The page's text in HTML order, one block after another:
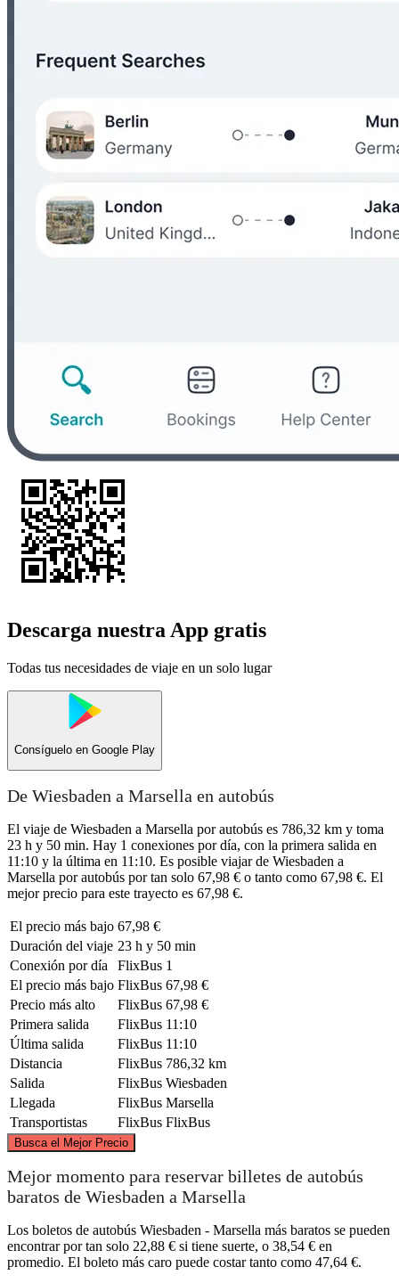
Descarga nuestra App gratis
Todas tus necesidades de viaje en un solo lugar
Consíguelo en Google Play
De Wiesbaden a Marsella en autobús
El viaje de Wiesbaden a Marsella por autobús es 786,32 km y toma
23 h y 50 min. Hay 1 conexiones por día, con la primera salida en
11:10 y la última en 11:10. Es posible viajar de Wiesbaden a
Marsella por autobús por tan solo 67,98 € o tanto como 67,98 €. El
mejor precio para este trayecto es 67,98 €.
El precio más bajo 67,98 €
Duración del viaje 23 h y 50 min
Conexión por día
FlixBus 1
El precio más bajo FlixBus 67,98 €
Precio más alto
FlixBus 67,98 €
Primera salida
FlixBus 11:10
Última salida
FlixBus 11:10
Distancia
FlixBus 786,32 km
Salida
FlixBus Wiesbaden
Llegada
FlixBus Marsella
Transportistas
FlixBus FlixBus
Busca el Mejor Precio
©
Mejor momento para reservar billetes de autobús
baratos de Wiesbaden a Marsella
Los boletos de autobús Wiesbaden - Marsella más baratos se pueden
encontrar por tan solo 22,88 € si tiene suerte, o 38,54 € en
promedio. El boleto más caro puede costar tanto como 47,64 €.